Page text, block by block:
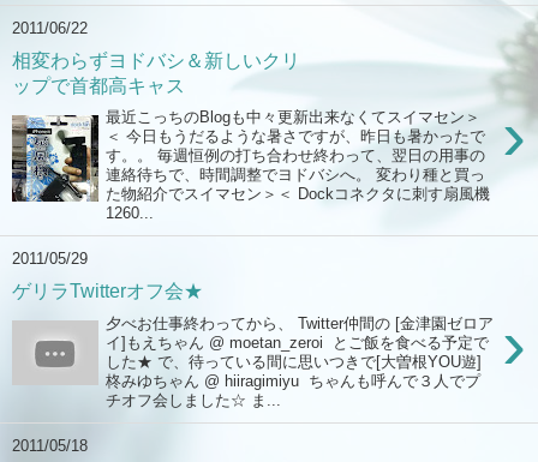
2011/06/22
相変わらずヨドバシ＆新しいクリ
ップで首都高キャス
›
最近こっちのBlogも中々更新出来なくてスイマセン＞
＜ 今日もうだるような暑さですが、昨日も暑かったで
す。。 毎週恒例の打ち合わせ終わって、翌日の用事の
連絡待ちで、時間調整でヨドバシへ。 変わり種と買っ
た物紹介でスイマセン＞＜ Dockコネクタに刺す扇風機
1260...
2011/05/29
ゲリラTwitterオフ会★
›
夕べお仕事終わってから、 Twitter仲間の [金津園ゼロア
イ]もえちゃん @ moetan_zeroi とご飯を食べる予定で
した★ で、待っている間に思いつきで[大曽根YOU遊]
柊みゆちゃん @ hiiragimiyu ちゃんも呼んで３人でプ
チオフ会しました☆ ま...
2011/05/18